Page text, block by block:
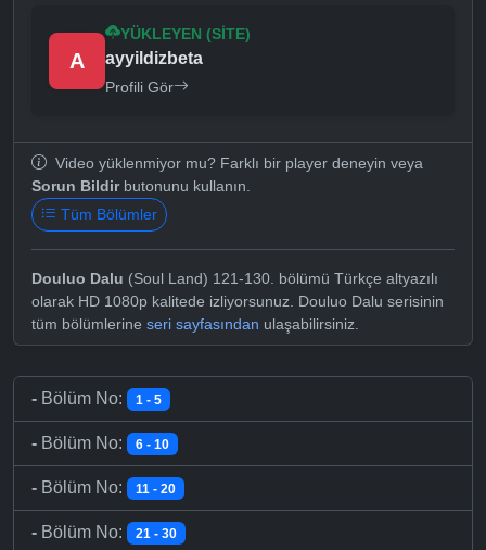
A
YÜKLEYEN (SITE)
ayyildizbeta
Profili Gör
Video yüklenmiyor mu? Farklı bir player deneyin veya
Sorun Bildirbutonunu kullanın.
Tüm Bölümler
Douluo Dalu (Soul Land) 121-130. bölümü Türkçe altyazılı
olarak HD 1080p kalitede izliyorsunuz. Douluo Dalu serisinin
tüm bölümlerine seri sayfasından ulaşabilirsiniz.
- Bölüm No: 1 - 5
- Bölüm No: 6 - 10
- Bölüm No: 11 - 20
- Bölüm No: 21 - 30